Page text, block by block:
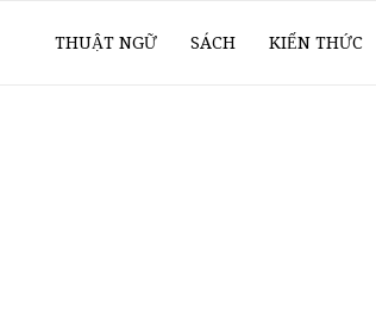
THUẬT NGỮ SÁCH KIẾN THỨC